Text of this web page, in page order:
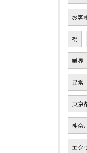
お客
祝
業界
異常
東京
神奈
エク